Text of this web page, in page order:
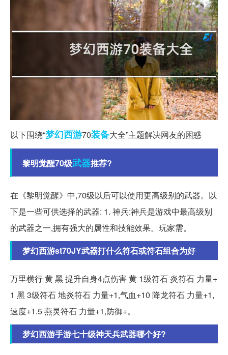
以下围绕“梦幻西游70装备大全”主题解决网友的困惑
黎明觉醒70级武器推荐?
在《黎明觉醒》中,70级以后可以使用更高级别的武器。以
下是一些可供选择的武器: 1. 神兵:神兵是游戏中最高级别
的武器之一,拥有强大的属性和技能效果。玩家需。
梦幻西游st70JY武器打什么符石或符石组合为好
万里横行 黄 黑 提升自身4点伤害 黄 1级符石 炎符石 力量+
1 黑 3级符石 地炎符石 力量+1,气血+10 降龙符石 力量+1,
速度+1.5 燕灵符石 力量+1,防御+。
梦幻西游手游七十级神天兵武器哪个好?